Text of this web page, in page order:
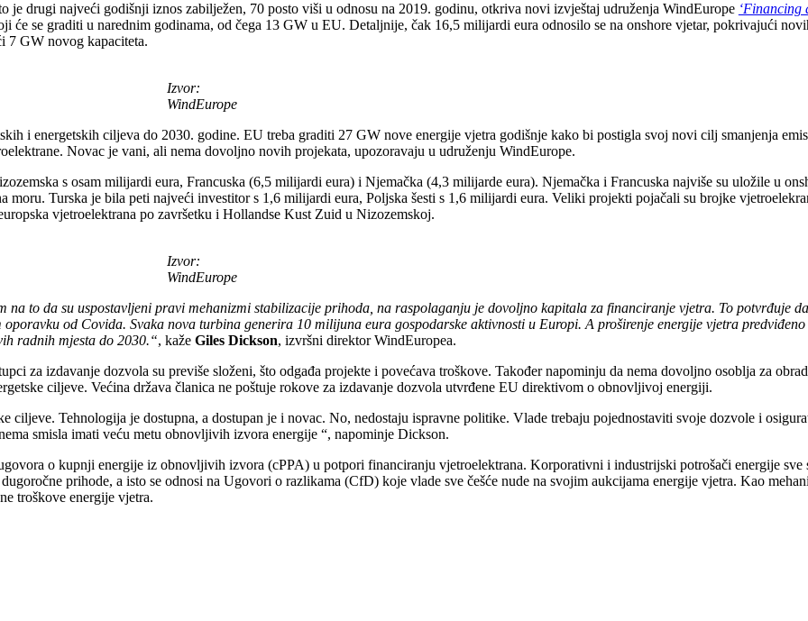
je drugi najveći godišnji iznos zabilježen, 70 posto viši u odnosu na 2019. godinu, otkriva novi izvještaj udruženja WindEurope ‘Financing
će se graditi u narednim godinama, od čega 13 GW u EU. Detaljnije, čak 16,5 milijardi eura odnosilo se na onshore vjetar, pokrivajući
7 GW novog kapaciteta.
Izvor:
WindEurope
i energetskih ciljeva do 2030. godine. EU treba graditi 27 GW nove energije vjetra godišnje kako bi postigla svoj novi cilj smanjenja
Novac je vani, ali nema dovoljno novih projekata, upozoravaju u udruženju WindEurope.
s osam milijardi eura, Francuska (6,5 milijardi eura) i Njemačka (4,3 milijarde eura). Njemačka i Francuska najviše su uložile u
moru. Turska je bila peti najveći investitor s 1,6 milijardi eura, Poljska šesti s 1,6 milijardi eura. Veliki projekti pojačali su brojke
vjetroelektrana po završetku i Hollandse Kust Zuid u Nizozemskoj.
Izvor:
WindEurope
to da su uspostavljeni pravi mehanizmi stabilizacije prihoda, na raspolaganju je dovoljno kapitala za financiranje vjetra. To potvrđuje
od Covida. Svaka nova turbina generira 10 milijuna eura gospodarske aktivnosti u Europi. A proširenje energije vjetra predviđeno
radnih mjesta do 2030.“, kaže Giles Dickson, izvršni direktor WindEuropea.
za izdavanje dozvola su previše složeni, što odgađa projekte i povećava troškove. Također napominju da nema dovoljno osoblja za
ciljeve. Većina država članica ne poštuje rokove za izdavanje dozvola utvrđene EU direktivom o obnovljivoj energiji.
ciljeve. Tehnologija je dostupna, a dostupan je i novac. No, nedostaju ispravne politike. Vlade trebaju pojednostaviti svoje dozvole i
smisla imati veću metu obnovljivih izvora energije “, napominje Dickson.
o kupnji energije iz obnovljivih izvora (cPPA) u potpori financiranju vjetroelektrana. Korporativni i industrijski potrošači energije sve
prihode, a isto se odnosi na Ugovori o razlikama (CfD) koje vlade sve češće nude na svojim aukcijama energije vjetra. Kao
troškove energije vjetra.